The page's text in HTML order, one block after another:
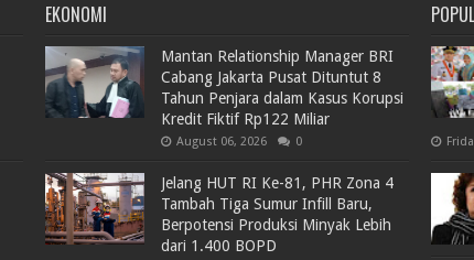
EKONOMI
Mantan Relationship Manager BRI
Cabang Jakarta Pusat Dituntut 8
Tahun Penjara dalam Kasus Korupsi
Kredit Fiktif Rp122 Miliar
August 06, 2026 0
Jelang HUT RI Ke-81, PHR Zona 4
Tambah Tiga Sumur Infill Baru,
Berpotensi Produksi Minyak Lebih
dari 1.400 BOPD